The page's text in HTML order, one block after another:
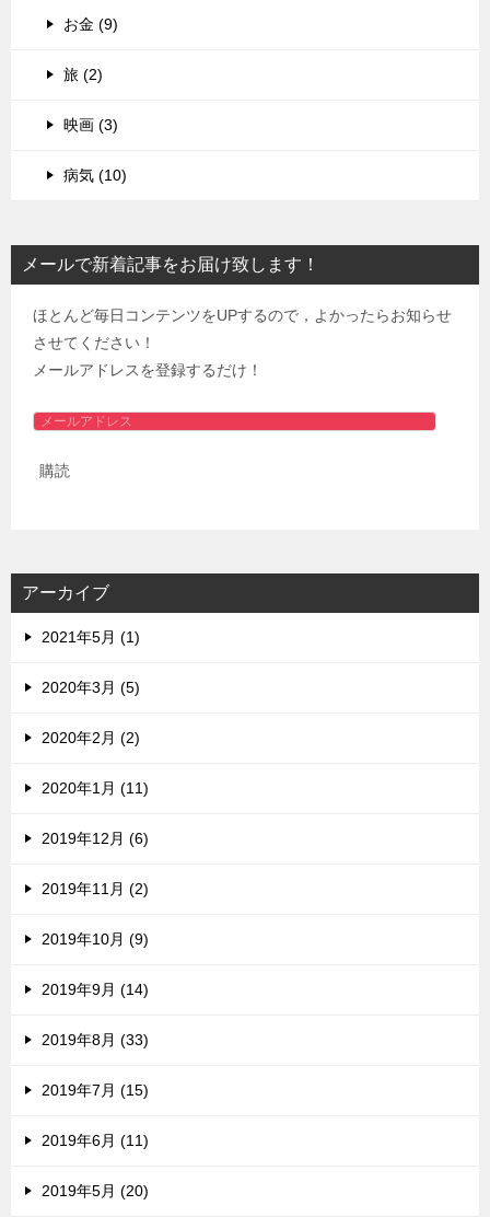
お金 (9)
旅 (2)
映画 (3)
病気 (10)
メールで新着記事をお届け致します！
ほとんど毎日コンテンツをUPするので，よかったらお知らせ
させてください！
メールアドレスを登録するだけ！
メ
ル
ス
購読
アーカイブ
2021年5月 (1)
2020年3月 (5)
2020年2月 (2)
2020年1月 (11)
2019年12月 (6)
2019年11月 (2)
2019年10月 (9)
2019年9月 (14)
2019年8月 (33)
2019年7月 (15)
2019年6月 (11)
2019年5月 (20)